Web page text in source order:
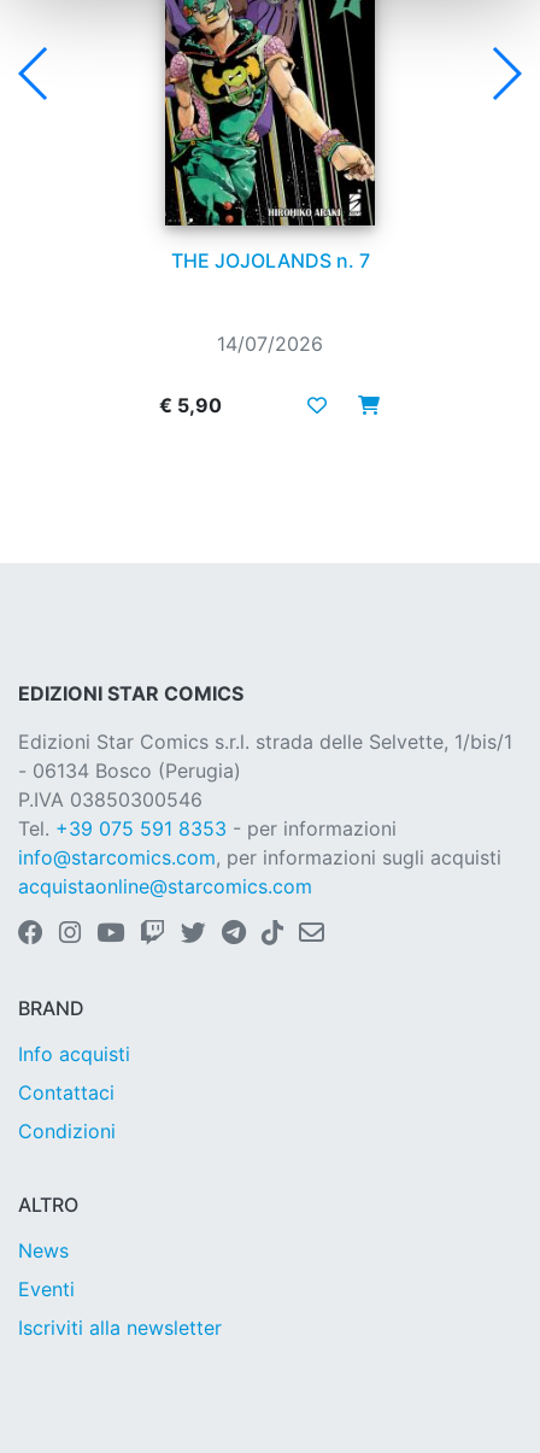
THE JOJOLANDS n. 7
14/07/2026
€ 5,90
EDIZIONI STAR COMICS
Edizioni Star Comics s.r.l. strada delle Selvette, 1/bis/1
- 06134 Bosco (Perugia)
P.IVA 03850300546
Tel. +39 075 591 8353 - per informazioni
info@starcomics.com, per informazioni sugli acquisti
acquistaonline@starcomics.com
BRAND
Info acquisti
Contattaci
Condizioni
ALTRO
News
Eventi
Iscriviti alla newsletter